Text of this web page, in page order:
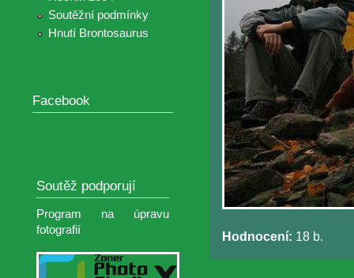
Soutěžní podmínky
Hnutí Brontosaurus
Facebook
Soutěž podporují
Program na úpravu
fotografií
Hodnocení: 18 b.